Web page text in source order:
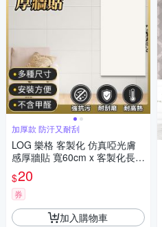
加厚款 防汙又耐刮
LOG 樂格 客製化 仿真啞光膚
感厚牆貼 寬60cm x 客製化長度
(數量*10)cm
$20
券
加入購物車